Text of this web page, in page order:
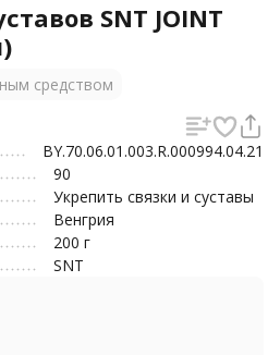
SNT JOINT
средством
BY.70.06.01.003.R.000994.04.21
90
Укрепить связки и суставы
Венгрия
200 г
SNT